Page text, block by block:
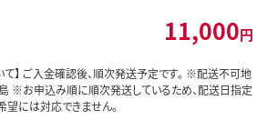
11,000円
て】 ご入金確認後、順次発送予定です。 ※配送不可地
島 ※お申込み順に順次発送しているため、配送日指定
には対応できません。